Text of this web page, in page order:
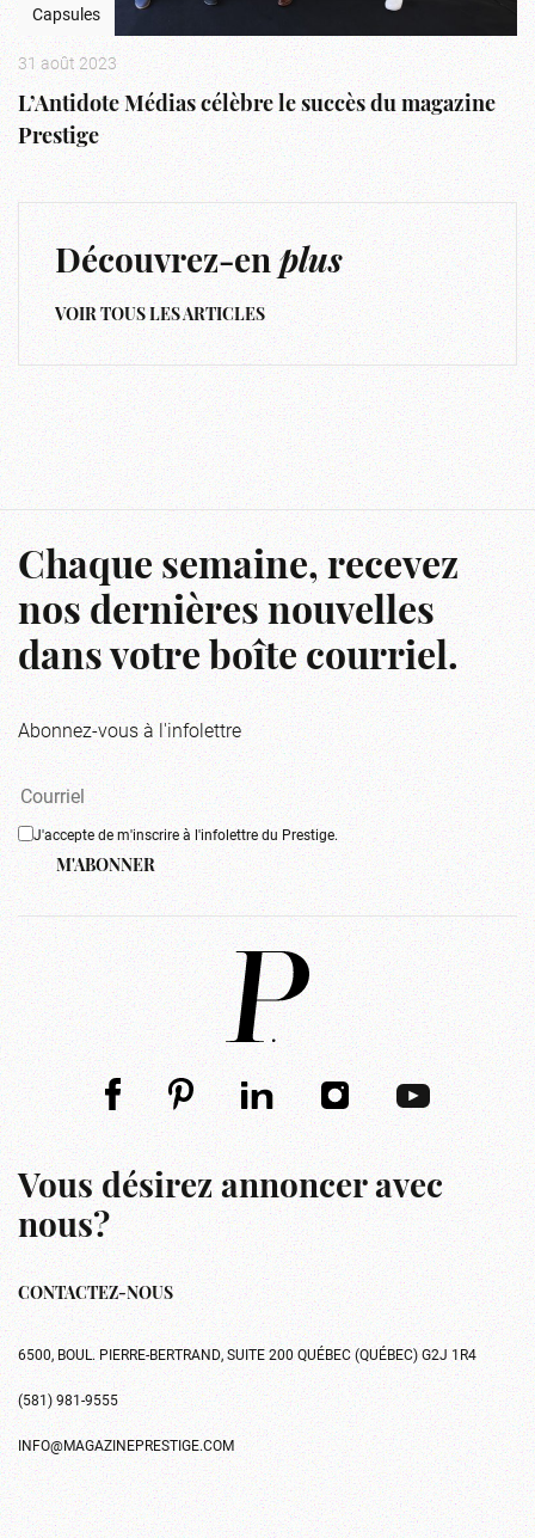
Capsules
31 août 2023
L’Antidote Médias célèbre le succès du magazine
Prestige
Découvrez-enplus
VOIR TOUS LES ARTICLES
Chaque semaine, recevez
nos dernières nouvelles
dans votre boîte courriel.
Abonnez-vous à l'infolettre
J'accepte de m'inscrire à l'infolettre du Prestige.
M'ABONNER
Vous désirez annoncer avec
nous?
CONTACTEZ-NOUS
6500, BOUL. PIERRE-BERTRAND, SUITE 200 QUÉBEC (QUÉBEC) G2J 1R4
(581) 981-9555
INFO@MAGAZINEPRESTIGE.COM